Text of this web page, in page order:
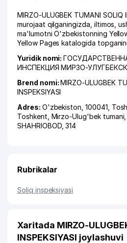
MIRZO-ULUGBEK TUMANI SOLIQ
murojaat qilganingizda, iltimos,
ma'lumotni O'zbekistonning
Yellow Pages katalogida
Yuridik nomi:
ИНСПЕКЦИЯ МИРЗО-
Brend nomi:MIRZO-ULUGBEK
INSPEKSIYASI
Adres: O'zbekiston, 100041,
Toshkent Mirzo-Ulug'bek tumani
SHAHRIOBOD, 314
Rubrikalar
Soliq inspeksiyasi
Xaritada MIRZO-
INSPEKSIYASI joylashuvi